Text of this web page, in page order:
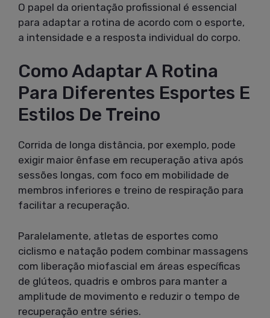
O papel da orientação profissional é essencial
para adaptar a rotina de acordo com o esporte,
a intensidade e a resposta individual do corpo.
Como Adaptar A Rotina
Para Diferentes Esportes E
Estilos De Treino
Corrida de longa distância, por exemplo, pode
exigir maior ênfase em recuperação ativa após
sessões longas, com foco em mobilidade de
membros inferiores e treino de respiração para
facilitar a recuperação.
Paralelamente, atletas de esportes como
ciclismo e natação podem combinar massagens
com liberação miofascial em áreas específicas
de glúteos, quadris e ombros para manter a
amplitude de movimento e reduzir o tempo de
recuperação entre séries.